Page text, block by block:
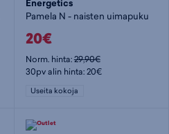
Energetics
Pamela N - naisten uimapuku
20€
Norm. hinta:29,90€
30pv alin hinta: 20€
Useita kokoja